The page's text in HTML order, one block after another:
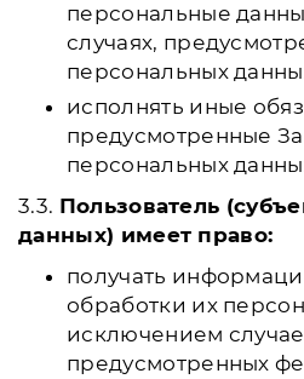
персональные
случаях,
персональных
исполнять иные
предусмотренные
персональных
3.3. Пользователь
данных) имеет право:
получать
обработки их
исключением
предусмотренных